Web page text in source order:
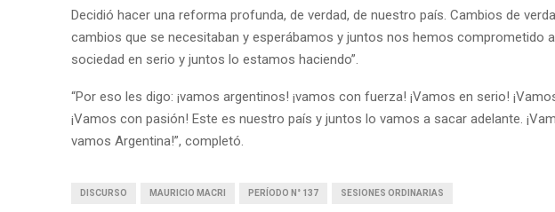
Decidió hacer una reforma profunda, de verdad, de nuestro país. Cambios de
cambios que se necesitaban y esperábamos y juntos nos hemos comprometido
sociedad en serio y juntos lo estamos haciendo”.
“Por eso les digo: ¡vamos argentinos! ¡vamos con fuerza! ¡Vamos en serio!
¡Vamos con pasión! Este es nuestro país y juntos lo vamos a sacar adelante.
vamos Argentina!”, completó.
DISCURSO MAURICIO MACRI PERÍODO N° 137 SESIONES ORDINARIAS